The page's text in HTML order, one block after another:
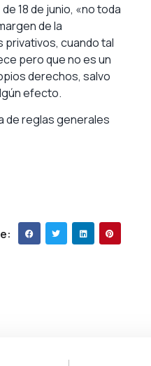
18 de junio, «no toda
de la
cuando tal
pero que no es un
derechos, salvo
efecto.
de reglas generales